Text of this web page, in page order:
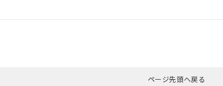
ダウンロードはこちらページ先頭へ戻る